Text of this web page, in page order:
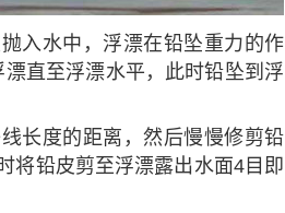
入水中，浮漂在铅坠重力的作
直至浮漂水平，此时铅坠到浮
长度的距离，然后慢慢修剪铅
将铅皮剪至浮漂露出水面4目即